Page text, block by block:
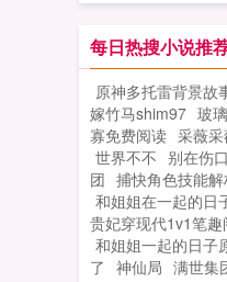
每日热搜小说推
原神多托雷背景故
嫁竹马shim97 玻
寡免费阅读 采薇
世界不不 别在伤
团 捕快角色技能
和姐姐在一起的日
贵妃穿现代1v1笔趣
和姐姐一起的日子
了 神仙局 满世集